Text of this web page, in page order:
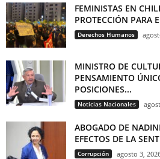
FEMINISTAS EN
PROTECCIÓN PARA
Derechos Humanos
MINISTRO DE
PENSAMIENTO
POSICIONES...
Noticias Nacionales
ABOGADO DE
EFECTOS DE LA
Corrupción agosto 3,